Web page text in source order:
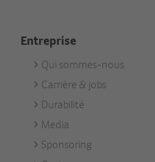
Entreprise
Footer
Unternehmen
Qui sommes-nous
Carrière & jobs
Durabilité
Media
Sponsoring